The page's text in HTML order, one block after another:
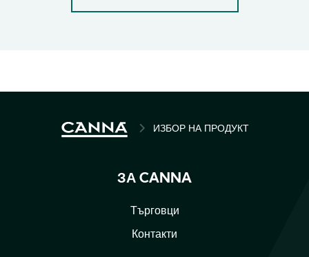
BREADCRUMBИЗБОР НА ПРОДУКТ
ЗА CANNA
Търговци
Контакти